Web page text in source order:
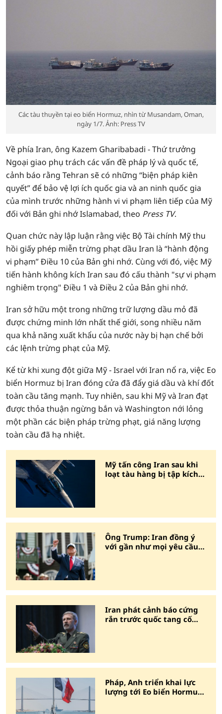
Các tàu thuyền tại eo biển Hormuz, nhìn từ Musandam, Oman,
ngày 1/7. Ảnh: Press TV
Về phía Iran, ông Kazem Gharibabadi - Thứ trưởng
Ngoại giao phụ trách các vấn đề pháp lý và quốc tế,
cảnh báo rằng Tehran sẽ có những “biện pháp kiên
quyết” để bảo vệ lợi ích quốc gia và an ninh quốc gia
của mình trước những hành vi vi phạm liên tiếp của Mỹ
đối với Bản ghi nhớ Islamabad, theo Press TV.
Quan chức này lập luận rằng việc Bộ Tài chính Mỹ thu
hồi giấy phép miễn trừng phạt dầu Iran là “hành động
vi phạm” Điều 10 của Bản ghi nhớ. Cùng với đó, việc Mỹ
tiến hành không kích Iran sau đó cấu thành "sự vi phạm
nghiêm trọng" Điều 1 và Điều 2 của Bản ghi nhớ.
Iran sở hữu một trong những trữ lượng dầu mỏ đã
được chứng minh lớn nhất thế giới, song nhiều năm
qua khả năng xuất khẩu của nước này bị hạn chế bởi
các lệnh trừng phạt của Mỹ.
Kể từ khi xung đột giữa Mỹ - Israel với Iran nổ ra, việc Eo
biển Hormuz bị Iran đóng cửa đã đẩy giá dầu và khí đốt
toàn cầu tăng mạnh. Tuy nhiên, sau khi Mỹ và Iran đạt
được thỏa thuận ngừng bắn và Washington nới lỏng
một phần các biện pháp trừng phạt, giá năng lượng
toàn cầu đã hạ nhiệt.
Mỹ tấn công Iran sau khi
loạt tàu hàng bị tập kích ở
Ông Trump: Iran đồng ý
với gần như mọi yêu cầu
Iran phát cảnh báo cứng
rắn trước quốc tang cố
Pháp, Anh triển khai lực
lượng tới Eo biển Hormuz,